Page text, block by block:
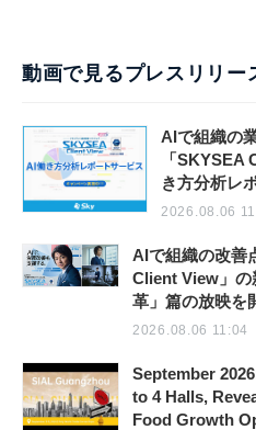
動画で見るプレスリリー
AIで組織の
「
き方分析レ
2026.08.06
AIで組織の改善
Client View」の
革」篇の放映を
2026.08.06 11:04
September
to 4 Halls,
Food Growth